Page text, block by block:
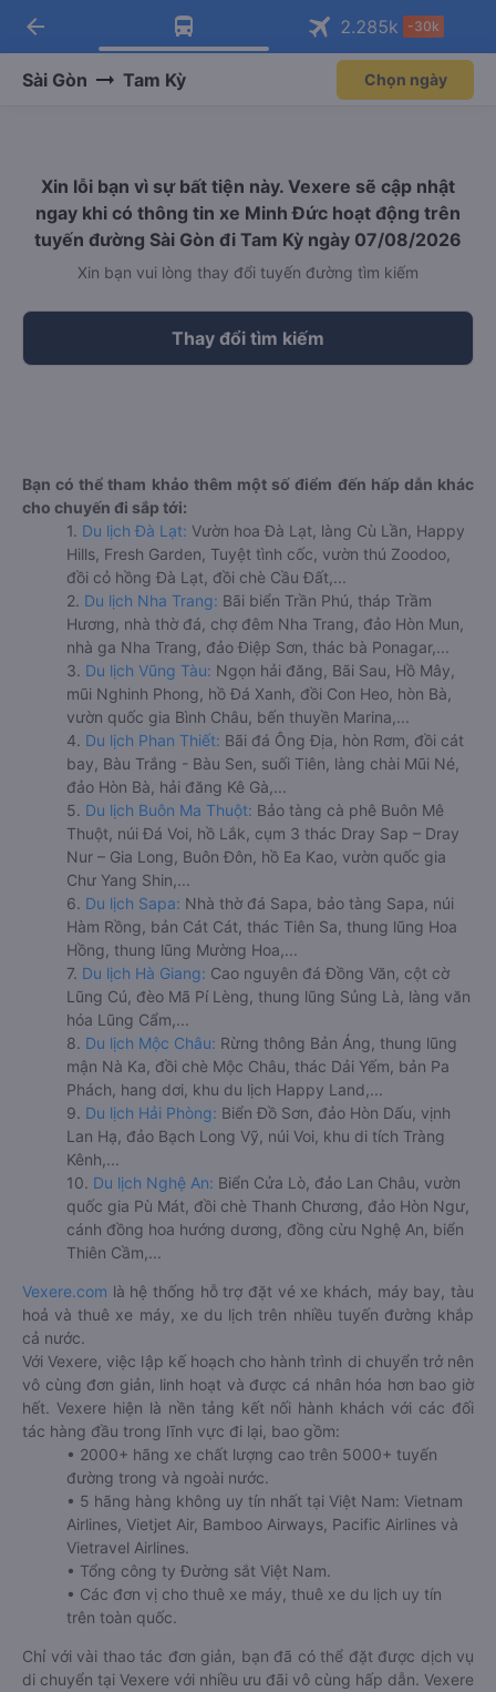
Tải app Vexere ngay!
Nhận ưu đãi thành viên độc
Mở app
Tải app Vexere
-30k/ghế khi đặt vé máy bay qua
Mở app
arrow_back 2.285k -30k
Sài Gòn Tam Kỳ Chọn ngày
Xin lỗi bạn vì sự bất tiện này. Vexere sẽ cập nhật
ngay khi có thông tin xe Minh Đức hoạt động trên
tuyến đường Sài Gòn đi Tam Kỳ ngày 07/08/2026
Xin bạn vui lòng thay đổi tuyến đường tìm kiếm
Thay đổi tìm kiếm
Bạn có thể tham khảo thêm một số điểm đến hấp dẫn khác
cho chuyến đi sắp tới:
1. Du lịch Đà Lạt: Vườn hoa Đà Lạt, làng Cù Lần, Happy
Hills, Fresh Garden, Tuyệt tình cốc, vườn thú Zoodoo,
đồi cỏ hồng Đà Lạt, đồi chè Cầu Đất,...
2. Du lịch Nha Trang: Bãi biển Trần Phú, tháp Trầm
Hương, nhà thờ đá, chợ đêm Nha Trang, đảo Hòn Mun,
nhà ga Nha Trang, đảo Điệp Sơn, thác bà Ponagar,...
3. Du lịch Vũng Tàu: Ngọn hải đăng, Bãi Sau, Hồ Mây,
mũi Nghinh Phong, hồ Đá Xanh, đồi Con Heo, hòn Bà,
vườn quốc gia Bình Châu, bến thuyền Marina,...
4. Du lịch Phan Thiết: Bãi đá Ông Địa, hòn Rơm, đồi cát
bay, Bàu Trắng - Bàu Sen, suối Tiên, làng chài Mũi Né,
đảo Hòn Bà, hải đăng Kê Gà,...
5. Du lịch Buôn Ma Thuột: Bảo tàng cà phê Buôn Mê
Thuột, núi Đá Voi, hồ Lắk, cụm 3 thác Dray Sap – Dray
Nur – Gia Long, Buôn Đôn, hồ Ea Kao, vườn quốc gia
Chư Yang Shin,...
6. Du lịch Sapa: Nhà thờ đá Sapa, bảo tàng Sapa, núi
Hàm Rồng, bản Cát Cát, thác Tiên Sa, thung lũng Hoa
Hồng, thung lũng Mường Hoa,...
7. Du lịch Hà Giang: Cao nguyên đá Đồng Văn, cột cờ
Lũng Cú, đèo Mã Pí Lèng, thung lũng Sủng Là, làng văn
hóa Lũng Cẩm,...
8. Du lịch Mộc Châu: Rừng thông Bản Áng, thung lũng
mận Nà Ka, đồi chè Mộc Châu, thác Dải Yếm, bản Pa
Phách, hang dơi, khu du lịch Happy Land,...
9. Du lịch Hải Phòng: Biển Đồ Sơn, đảo Hòn Dấu, vịnh
Lan Hạ, đảo Bạch Long Vỹ, núi Voi, khu di tích Tràng
Kênh,...
10. Du lịch Nghệ An: Biển Cửa Lò, đảo Lan Châu, vườn
quốc gia Pù Mát, đồi chè Thanh Chương, đảo Hòn Ngư,
cánh đồng hoa hướng dương, đồng cừu Nghệ An, biển
Thiên Cầm,...
Vexere.com là hệ thống hỗ trợ đặt vé xe khách, máy bay, tàu
hoả và thuê xe máy, xe du lịch trên nhiều tuyến đường khắp
cả nước.
Với Vexere, việc lập kế hoạch cho hành trình di chuyển trở nên
vô cùng đơn giản, linh hoạt và được cá nhân hóa hơn bao giờ
hết. Vexere hiện là nền tảng kết nối hành khách với các đối
tác hàng đầu trong lĩnh vực đi lại, bao gồm:
• 2000+ hãng xe chất lượng cao trên 5000+ tuyến
đường trong và ngoài nước.
• 5 hãng hàng không uy tín nhất tại Việt Nam: Vietnam
Airlines, Vietjet Air, Bamboo Airways, Pacific Airlines và
Vietravel Airlines.
• Tổng công ty Đường sắt Việt Nam.
• Các đơn vị cho thuê xe máy, thuê xe du lịch uy tín
trên toàn quốc.
Chỉ với vài thao tác đơn giản, bạn đã có thể đặt được dịch vụ
di chuyển tại Vexere với nhiều ưu đãi vô cùng hấp dẫn. Vexere